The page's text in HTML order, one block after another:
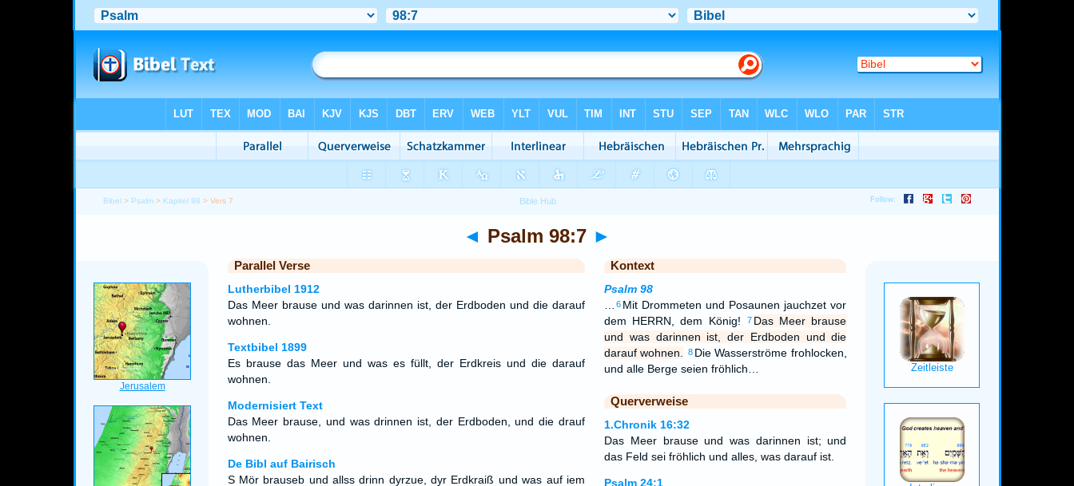
Bibel > Psalm > Kapitel 98 > Vers 7
◄ Psalm 98:7 ►
Parallel Verse
Lutherbibel 1912
Das Meer brause und was darinnen ist, der Erdboden und die darauf
wohnen.
Textbibel 1899
Es brause das Meer und was es füllt, der Erdkreis und die darauf
wohnen.
Modernisiert Text
Das Meer brause, und was drinnen ist, der Erdboden, und die drauf
wohnen.
De Bibl auf Bairisch
S Mör brauseb und allss drinn dyrzue, dyr Erdkraiß und was auf iem
Kontext
Psalm 98
6 Mit Drommeten und Posaunen jauchzet vor
dem HERRN, dem König!
7 Das Meer brause
und was darinnen ist, der Erdboden und die
darauf wohnen.
8 Die Wasserströme frohlocken,
und alle Berge seien fröhlich…
Querverweise
1.Chronik 16:32
Das Meer brause und was darinnen ist; und
das Feld sei fröhlich und alles, was darauf ist.
Psalm 24:1